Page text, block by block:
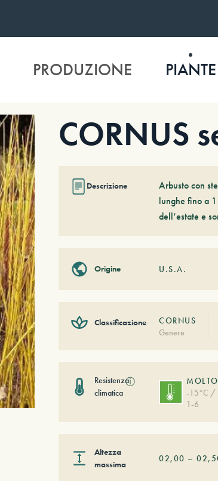
PRODUZIONE PIANTE
CORNUS
Descrizione
Arbusto con
lunghe fino a
dell’estate e
Origine U.S.A.
Classificazione
CORNUS
Genere
Resistenza
climatica
ⓘ
-15°C /
1-6
Altezza
massima
02,00 –